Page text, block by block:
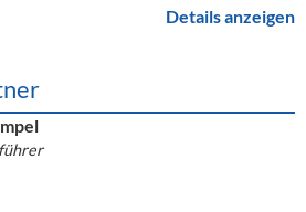
Details anzeigen